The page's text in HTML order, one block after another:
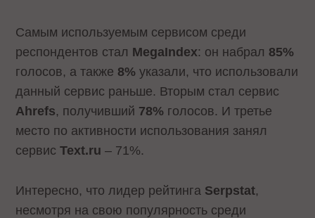
Самым используемым сервисом среди
респондентов стал MegaIndex: он набрал 85%
голосов, а также 8% указали, что использовали
данный сервис раньше. Вторым стал сервис
Ahrefs, получивший 78% голосов. И третье
место по активности использования занял
сервисText.ru – 71%.
Интересно, что лидер рейтинга Serpstat,
несмотря на свою популярность среди